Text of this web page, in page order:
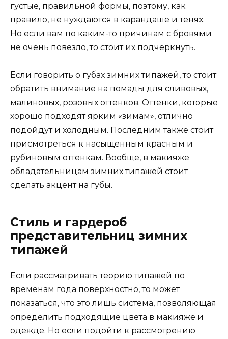
густые, правильной формы, поэтому, как
правило, не нуждаются в карандаше и тенях.
Но если вам по каким-то причинам с бровями
не очень повезло, то стоит их подчеркнуть.
Если говорить о губах зимних типажей, то стоит
обратить внимание на помады для сливовых,
малиновых, розовых оттенков. Оттенки, которые
хорошо подходят ярким «зимам», отлично
подойдут и холодным. Последним также стоит
присмотреться к насыщенным красным и
рубиновым оттенкам. Вообще, в макияже
обладательницам зимних типажей стоит
сделать акцент на губы.
Стиль и гардероб
представительниц зимних
типажей
Если рассматривать теорию типажей по
временам года поверхностно, то может
показаться, что это лишь система, позволяющая
определить подходящие цвета в макияже и
одежде. Но если подойти к рассмотрению